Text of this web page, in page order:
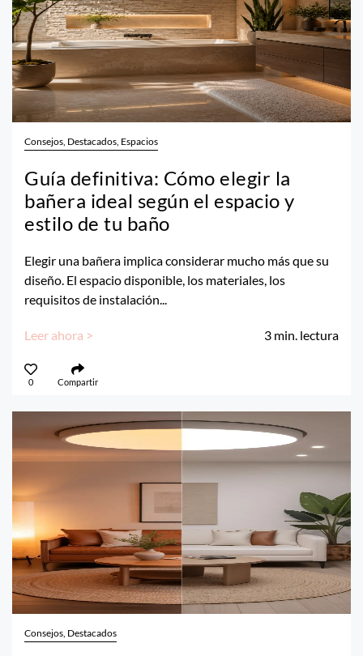
Consejos, Destacados, Espacios
Guía definitiva: Cómo elegir la
bañera ideal según el espacio y
estilo de tu baño
Elegir una bañera implica considerar mucho más que su
diseño. El espacio disponible, los materiales, los
requisitos de instalación...
Leer ahora > 3 min. lectura
0 Compartir
Consejos, Destacados